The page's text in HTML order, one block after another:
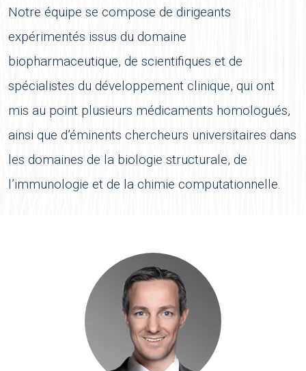
Notre équipe se compose de dirigeants
expérimentés issus du domaine
biopharmaceutique, de scientifiques et de
spécialistes du développement clinique, qui ont
mis au point plusieurs médicaments homologués,
ainsi que d’éminents chercheurs universitaires dans
les domaines de la biologie structurale, de
l’immunologie et de la chimie computationnelle.